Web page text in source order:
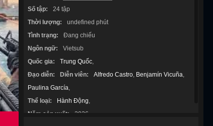
Số tập:
24 tập
Thời lượng:
undefined phút
Tình trạng:
Đang chiếu
Ngôn ngữ:
Vietsub
Quốc gia:
Trung Quốc,
Đạo diễn:
Diễn viên: Alfredo Castro, Benjamín Vicuña,
Paulina García,
Thể loại:
Hành Động,
Năm sản xuất:
2026